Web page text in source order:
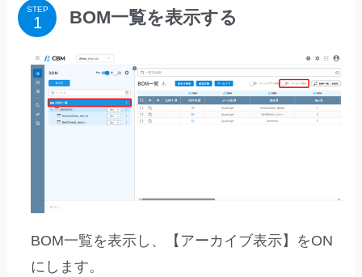
STEP BOM一覧を表示する
BOM一覧を表示し、【アーカイブ表示】をON
にします。